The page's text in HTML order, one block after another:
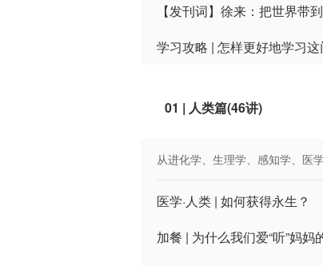
【发刊词】徐来：把世界带
学习攻略 | 怎样更好地学习这
01 | 人类篇(46讲)
从进化学、生理学、感知学、医
医学·人类 | 如何获得永生？
加餐 | 为什么我们爱“听”妈妈